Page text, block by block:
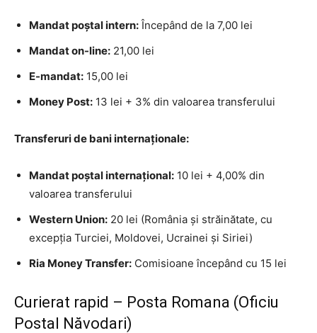
Mandat poştal intern: Începând de la 7,00 lei
Mandat on-line: 21,00 lei
E-mandat: 15,00 lei
Money Post: 13 lei + 3% din valoarea transferului
Transferuri de bani internaționale:
Mandat poştal internaţional: 10 lei + 4,00% din
valoarea transferului
Western Union: 20 lei (România și străinătate, cu
excepția Turciei, Moldovei, Ucrainei și Siriei)
Ria Money Transfer: Comisioane începând cu 15 lei
Curierat rapid – Posta Romana (Oficiu
Postal Năvodari)